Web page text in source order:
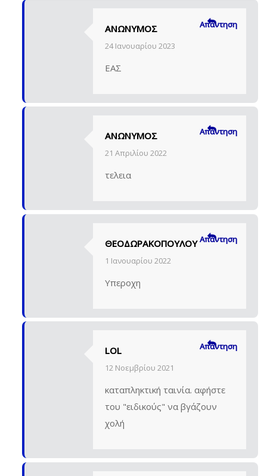
ΑΝΏΝΥΜΟΣ
24 Ιανουαρίου 2023
ΕΑΣ
Απάντηση
ΑΝΏΝΥΜΟΣ
21 Απριλίου 2022
τελεια
Απάντηση
ΘΕΟΔΩΡΑΚΟΠΟΥΛΟΥ
1 Ιανουαρίου 2022
Υπεροχη
Απάντηση
LOL
12 Νοεμβρίου 2021
καταπληκτική ταινία. αφήστε
του "ειδικούς" να βγάζουν
χολή
Απάντηση